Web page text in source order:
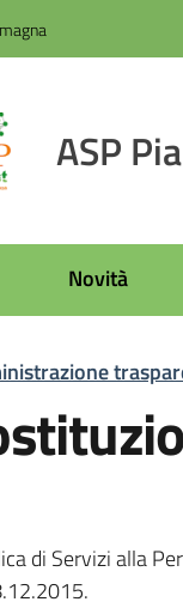
ASP
Novità
di Servizi alla